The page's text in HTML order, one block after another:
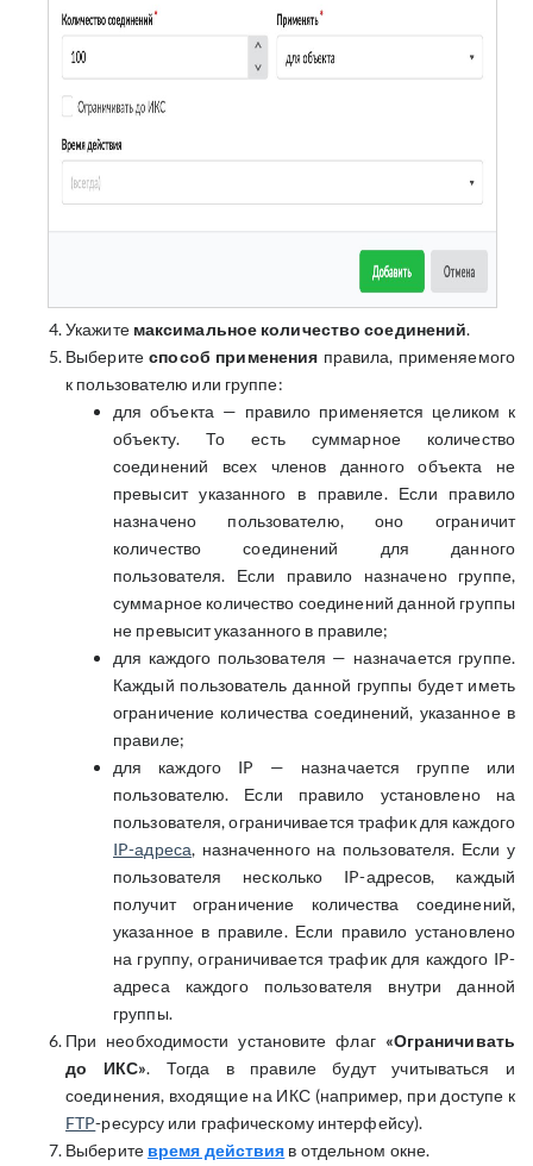
Укажите максимальное количество соединений.
Выберитеспособ применения правила, применяемого
к пользователю или группе:
для объекта — правило применяется целиком к
объекту. То есть суммарное количество
соединений всех членов данного объекта не
превысит указанного в правиле. Если правило
назначено пользователю, оно ограничит
количество соединений для данного
пользователя. Если правило назначено группе,
суммарное количество соединений данной группы
не превысит указанного в правиле;
для каждого пользователя — назначается группе.
Каждый пользователь данной группы будет иметь
ограничение количества соединений, указанное в
правиле;
для каждого IP — назначается группе или
пользователю. Если правило установлено на
пользователя, ограничивается трафик для каждого
IP-адреса, назначенного на пользователя. Если у
пользователя несколько IP-адресов, каждый
получит ограничение количества соединений,
указанное в правиле. Если правило установлено
на группу, ограничивается трафик для каждого IP-
адреса каждого пользователя внутри данной
группы.
При необходимости установите флаг «Ограничивать
до ИКС». Тогда в правиле будут учитываться и
соединения, входящие на ИКС (например, при доступе к
FTP-ресурсу или графическому интерфейсу).
Выберите время действия в отдельном окне.